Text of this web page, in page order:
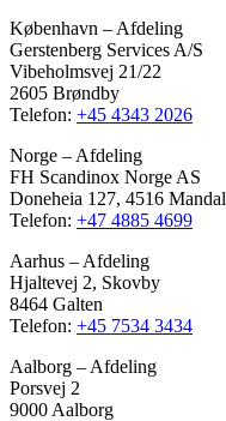
København – Afdeling
Gerstenberg Services A/S
Vibeholmsvej 21/22
2605 Brøndby
Telefon: +45 4343 2026
Norge – Afdeling
FH Scandinox Norge AS
Doneheia 127, 4516 Mandal
Telefon: +47 4885 4699
Aarhus – Afdeling
Hjaltevej 2, Skovby
8464 Galten
Telefon: +45 7534 3434
Aalborg – Afdeling
Porsvej 2
9000 Aalborg